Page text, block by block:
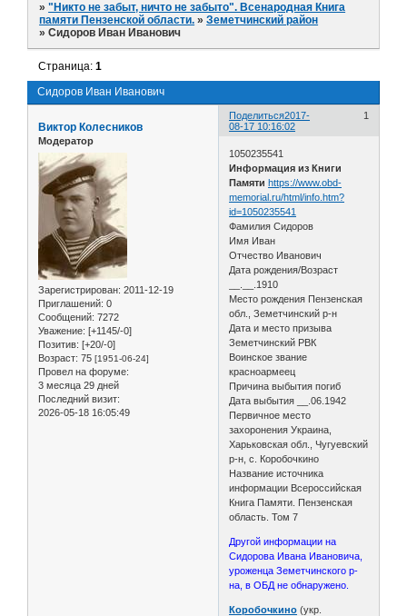
»"Никто не забыт, ничто не забыто". Всенародная Книга
памяти Пензенской области. »Земетчинский район
»Сидоров Иван Иванович
Сидоров Иван Иванович
Страница:1
Поделиться 1
2017-
08-17 10:16:02
Виктор Колесников
Модератор
Зарегистрирован: 2011-12-19
Приглашений: 0
Сообщений: 7272
Уважение: [+1145/-0]
Позитив: [+20/-0]
Возраст: 75 [1951-06-24]
Провел на форуме:
3 месяца 29 дней
Последний визит:
2026-05-18 16:05:49
1050235541
Информация из Книги
Памяти https://www.obd-
memorial.ru/html/info.htm?
id=1050235541
Фамилия Сидоров
Имя Иван
Отчество Иванович
Дата рождения/Возраст
__.__.1910
Место рождения Пензенская
обл., Земетчинский р-н
Дата и место призыва
Земетчинский РВК
Воинское звание
красноармеец
Причина выбытия погиб
Дата выбытия __.06.1942
Первичное место
захоронения Украина,
Харьковская обл., Чугуевский
р-н, с. Коробочкино
Название источника
информации Всероссийская
Книга Памяти. Пензенская
область. Том 7
Другой информации на
Сидорова Ивана Ивановича,
уроженца Земетчинского р-
на, в ОБД не обнаружено.
Коробочкино (укр.